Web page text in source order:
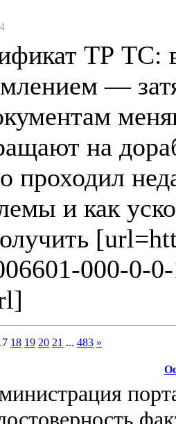
ТР ТС:
—
на
проходил
и как
000-0-
18 19 20 21 ... 483 »